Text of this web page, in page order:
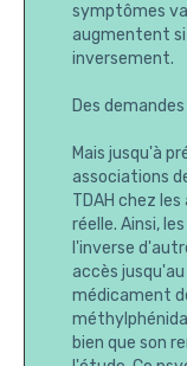
symptômes
augmentent
inversement.
Des
Mais jusqu'à
associations
TDAH chez
réelle. Ainsi,
l'inverse
accès
médicament
bien que son